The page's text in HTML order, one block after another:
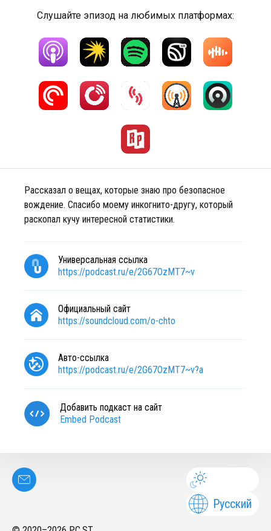
Слушайте эпизод на любимых платформах:
Рассказал о вещах, которые знаю про безопасное
вождение. Спасибо моему инкогнито-другу, который
раскопал кучу интересной статистики.
Универсальная ссылка
https://podcast.ru/e/2G67OzMT7~v
Официальный сайт
https://soundcloud.com/o-chto
Авто-ссылка
https://podcast.ru/e/2G67OzMT7~v?a
Добавить подкаст на сайт
Embed Podcast
Русский